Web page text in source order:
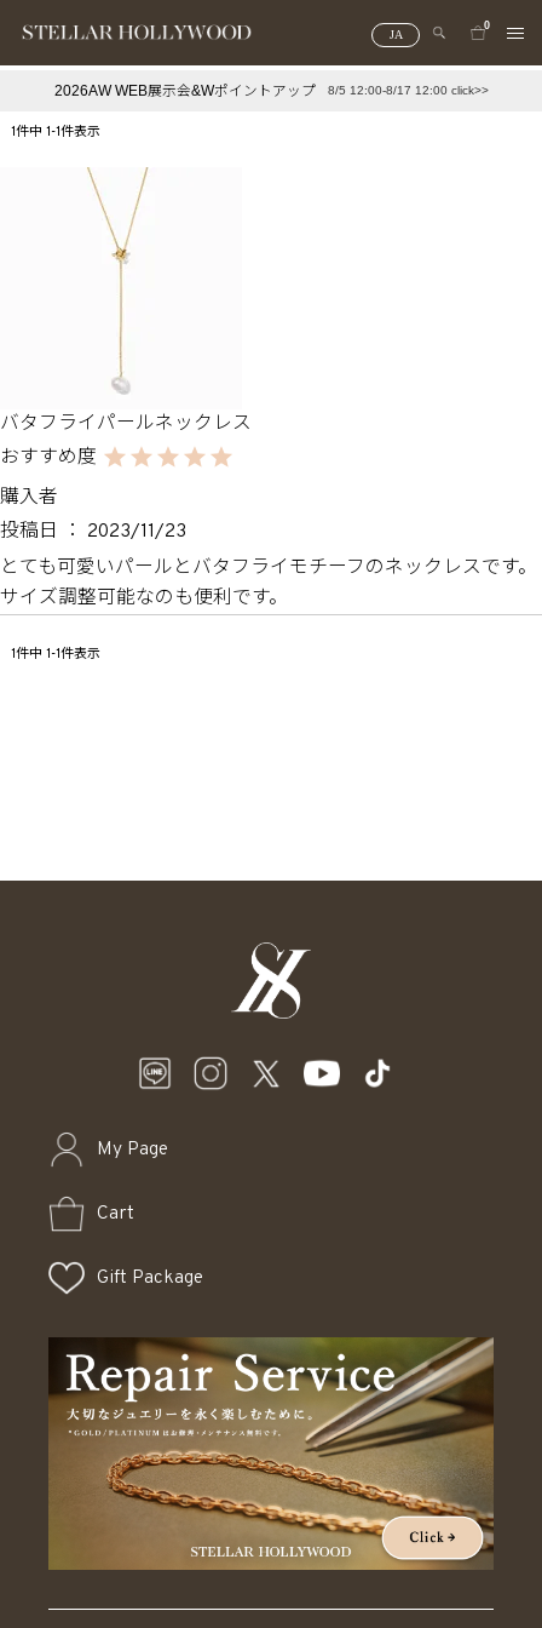
JA
0
2026AW WEB展示会&Wポイントアップ 8/5 12:00-8/17 12:00 click>>
1件中 1-1件表示
バタフライパールネックレス
購入者
投稿日
2023/11/23
とても可愛いパールとバタフライモチーフのネックレスです。
サイズ調整可能なのも便利です。
1件中 1-1件表示
My Page
Cart
Gift Package